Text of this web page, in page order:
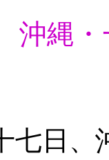
沖縄
日、